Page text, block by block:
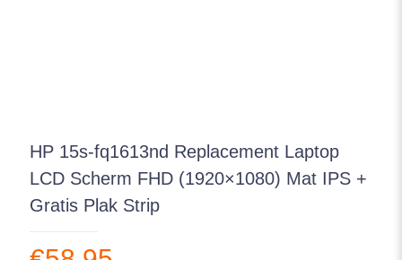
HP 15s-fq1613nd Replacement Laptop
LCD Scherm FHD (1920×1080) Mat IPS +
Gratis Plak Strip